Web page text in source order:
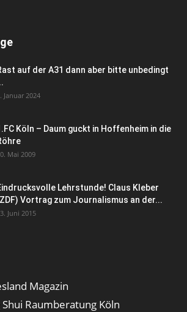
auf der A31 dann aber bitte unbedingt
Januar 2024
Köln – Daum guckt in Hoffenheim in die
Mai 2009
Lehrstunde! Claus Kleber
Vortrag zum Journalismus an der...
Juni 2015
Magazin
Shui Raumberatung Köln